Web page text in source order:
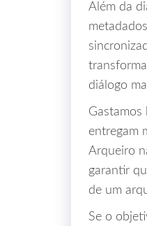
Além da
diálogo
entregam
Arqueiro
garantir
de um
Se o